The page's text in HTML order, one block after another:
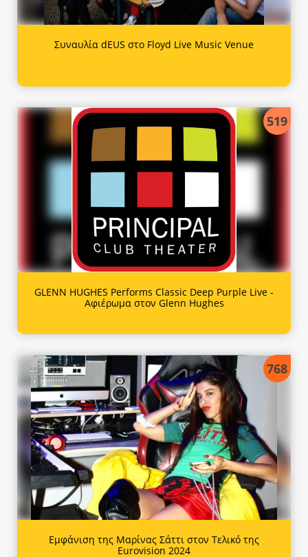
Συναυλία dEUS στο Floyd Live Music Venue
519
GLENN HUGHES Performs Classic Deep Purple Live -
Αφιέρωμα στον Glenn Hughes
768
Εμφάνιση της Μαρίνας Σάττι στον Τελικό της
Eurovision 2024